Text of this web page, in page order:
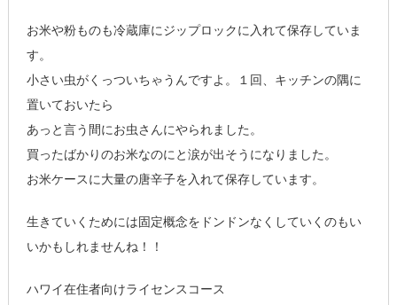
お米や粉ものも冷蔵庫にジップロックに入れて保存していま
す。
小さい虫がくっついちゃうんですよ。１回、キッチンの隅に
置いておいたら
あっと言う間にお虫さんにやられました。
買ったばかりのお米なのにと涙が出そうになりました。
お米ケースに大量の唐辛子を入れて保存しています。
生きていくためには固定概念をドンドンなくしていくのもい
いかもしれませんね！！
ハワイ在住者向けライセンスコース